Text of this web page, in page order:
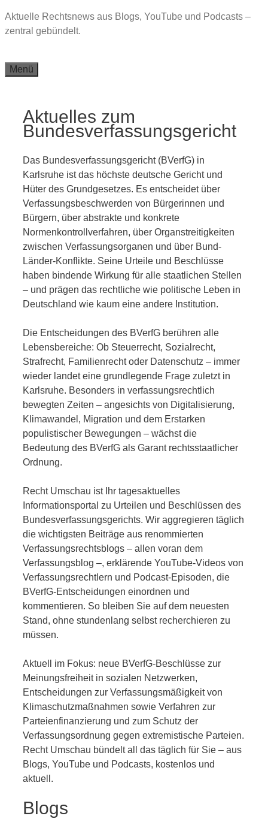
Zum
Inhalt
Aktuelle Rechtsnews aus Blogs, YouTube und Podcasts –
zentral gebündelt.
Menü
Aktuelles zum
Bundesverfassungsgericht
Das Bundesverfassungsgericht (BVerfG) in
Karlsruhe ist das höchste deutsche Gericht und
Hüter des Grundgesetzes. Es entscheidet über
Verfassungsbeschwerden von Bürgerinnen und
Bürgern, über abstrakte und konkrete
Normenkontrollverfahren, über Organstreitigkeiten
zwischen Verfassungsorganen und über Bund-
Länder-Konflikte. Seine Urteile und Beschlüsse
haben bindende Wirkung für alle staatlichen Stellen
– und prägen das rechtliche wie politische Leben in
Deutschland wie kaum eine andere Institution.
Die Entscheidungen des BVerfG berühren alle
Lebensbereiche: Ob Steuerrecht, Sozialrecht,
Strafrecht, Familienrecht oder Datenschutz – immer
wieder landet eine grundlegende Frage zuletzt in
Karlsruhe. Besonders in verfassungsrechtlich
bewegten Zeiten – angesichts von Digitalisierung,
Klimawandel, Migration und dem Erstarken
populistischer Bewegungen – wächst die
Bedeutung des BVerfG als Garant rechtsstaatlicher
Ordnung.
Recht Umschau ist Ihr tagesaktuelles
Informationsportal zu Urteilen und Beschlüssen des
Bundesverfassungsgerichts. Wir aggregieren täglich
die wichtigsten Beiträge aus renommierten
Verfassungsrechtsblogs – allen voran dem
Verfassungsblog –, erklärende YouTube-Videos von
Verfassungsrechtlern und Podcast-Episoden, die
BVerfG-Entscheidungen einordnen und
kommentieren. So bleiben Sie auf dem neuesten
Stand, ohne stundenlang selbst recherchieren zu
müssen.
Aktuell im Fokus: neue BVerfG-Beschlüsse zur
Meinungsfreiheit in sozialen Netzwerken,
Entscheidungen zur Verfassungsmäßigkeit von
Klimaschutzmaßnahmen sowie Verfahren zur
Parteienfinanzierung und zum Schutz der
Verfassungsordnung gegen extremistische Parteien.
Recht Umschau bündelt all das täglich für Sie – aus
Blogs, YouTube und Podcasts, kostenlos und
aktuell.
Blogs